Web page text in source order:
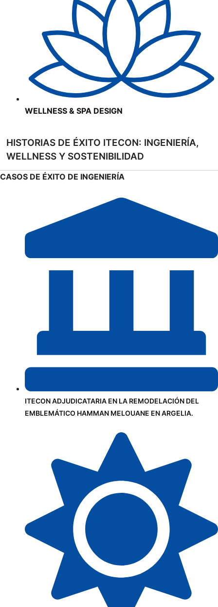
WELLNESS & SPA DESIGN
HISTORIAS DE ÉXITO ITECON: INGENIERÍA,
WELLNESS Y SOSTENIBILIDAD
CASOS DE ÉXITO DE INGENIERÍA
ITECON ADJUDICATARIA EN LA REMODELACIÓN DEL
EMBLEMÁTICO HAMMAN MELOUANE EN ARGELIA.